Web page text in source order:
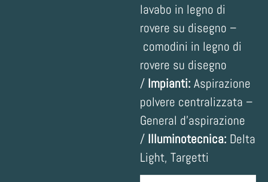
lavabo in legno di
rovere su disegno –
comodini in legno di
rovere su disegno
/ Impianti: Aspirazione
polvere centralizzata –
General d’aspirazione
/ Illuminotecnica: Delta
Light, Targetti